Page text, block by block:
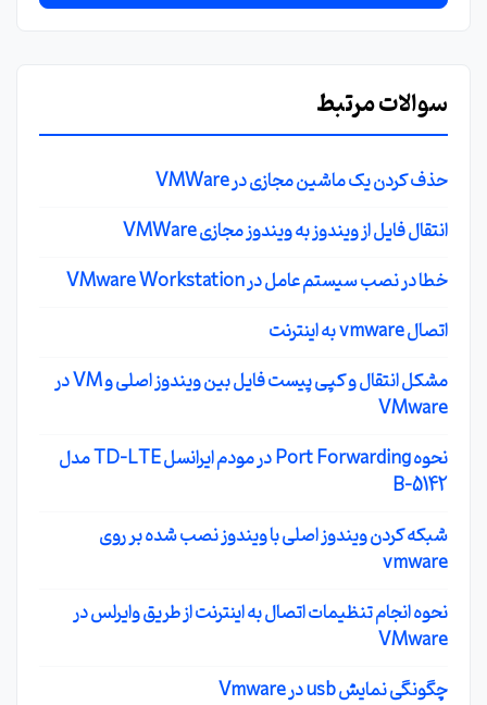
سوالات مرتبط
حذف کردن یک ماشین مجازی در VMWare
انتقال فایل از ویندوز به ویندوز مجازی VMWare
خطا در نصب سیستم عامل در VMware Workstation
اتصال vmware به اینترنت
مشکل انتقال و کپی پیست فایل بین ویندوز اصلی و VM در
VMware
نحوه Port Forwarding در مودم ایرانسل TD-LTE مدل
B-5142
شبکه کردن ویندوز اصلی با ویندوز نصب شده بر روی
vmware
نحوه انجام تنظیمات اتصال به اینترنت از طریق وایرلس در
VMware
چگونگی نمایش usb در Vmware